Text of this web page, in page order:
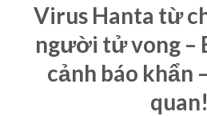
Virus Hanta từ
người tử vong –
cảnh báo khẩn
quan!